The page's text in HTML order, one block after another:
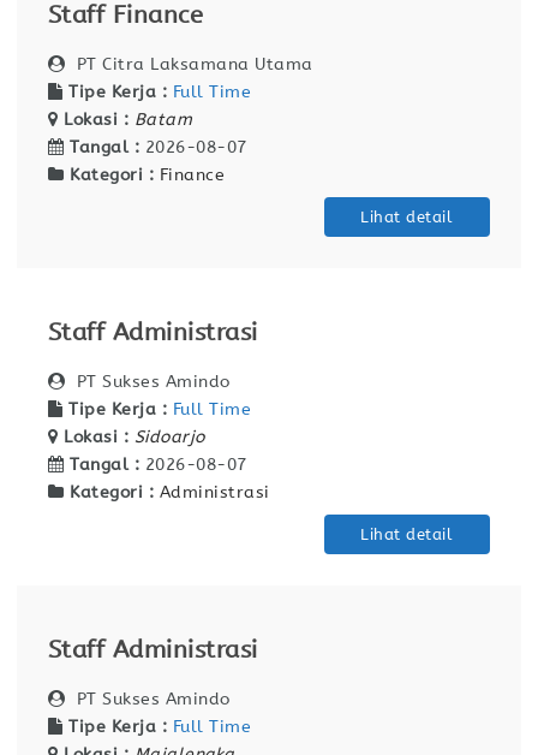
Staff Finance
PT Citra Laksamana Utama
Tipe Kerja : Full Time
Lokasi : Batam
Tangal : 2026-08-07
Kategori : Finance
Lihat detail
Staff Administrasi
PT Sukses Amindo
Tipe Kerja : Full Time
Lokasi : Sidoarjo
Tangal : 2026-08-07
Kategori : Administrasi
Lihat detail
Staff Administrasi
PT Sukses Amindo
Tipe Kerja : Full Time